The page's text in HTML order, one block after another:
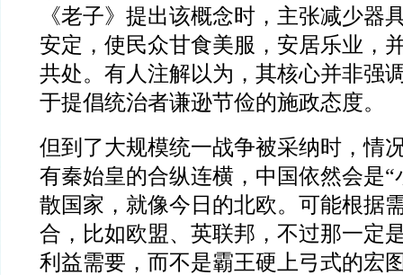
《老子》提出该概念时，主张减少器
安定，使民众甘食美服，安居乐业，
共处。有人注解以为，其核心并非强
于提倡统治者谦逊节俭的施政态度。
但到了大规模统一战争被采纳时，情
有秦始皇的合纵连横，中国依然会是“
散国家，就像今日的北欧。可能根据
合，比如欧盟、英联邦，不过那一定
利益需要，而不是霸王硬上弓式的宏